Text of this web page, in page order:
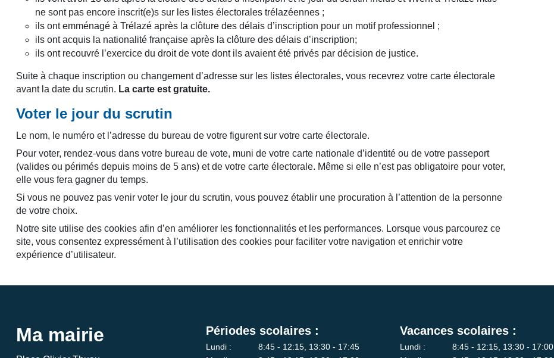
ne sont pas encore inscrit(e)s sur les listes électorales trélazéennes ;
ils ont emménagé à Trélazé après la clôture des délais d’inscription pour un motif professionnel ;
ils ont acquis la nationalité française après la clôture des délais d’inscription;
ils ont recouvré l’exercice du droit de vote dont ils avaient été privés par décision de justice.
Suite à chaque inscription ou changement d’adresse sur les listes électorales, vous recevrez votre carte électorale
avant la date du scrutin. La carte est gratuite.
Voter le jour du scrutin
Le nom, le numéro et l’adresse du bureau de votre figurent sur votre carte électorale.
Pour voter, rendez-vous dans votre bureau de vote, muni de votre carte nationale d’identité ou de votre passeport
(valides ou périmés depuis moins de 5 ans) et de votre carte électorale. Même si elle n’est pas obligatoire pour voter,
elle vous fera gagner du temps.
Si vous ne pouvez pas venir voter le jour du scrutin, vous pouvez établir une procuration à l’attention de la personne
de votre choix.
Notre site utilise des cookies afin d’en améliorer les fonctionnalités et les performances. Lorsque vous parcourez ce
site, vous consentez expressément à l’utilisation des cookies pour faciliter votre navigation et enrichir votre
expérience d’utilisateur.
Ma mairie Périodes scolaires :
Lundi :
8:45 - 12:15, 13:30 - 17:45
Vacances scolaires :
Lundi :
8:45 - 12:15, 13:30 - 17:00